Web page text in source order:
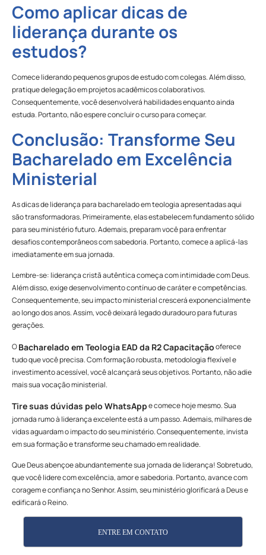
Como aplicar dicas de
liderança durante os
estudos?
Comece liderando pequenos grupos de estudo com colegas. Além disso,
pratique delegação em projetos acadêmicos colaborativos.
Consequentemente, você desenvolverá habilidades enquanto ainda
estuda. Portanto, não espere concluir o curso para começar.
Conclusão: Transforme Seu
Bacharelado em Excelência
Ministerial
As dicas de liderança para bacharelado em teologia apresentadas aqui
são transformadoras. Primeiramente, elas estabelecem fundamento sólido
para seu ministério futuro. Ademais, preparam você para enfrentar
desafios contemporâneos com sabedoria. Portanto, comece a aplicá-las
imediatamente em sua jornada.
Lembre-se: liderança cristã autêntica começa com intimidade com Deus.
Além disso, exige desenvolvimento contínuo de caráter e competências.
Consequentemente, seu impacto ministerial crescerá exponencialmente
ao longo dos anos. Assim, você deixará legado duradouro para futuras
gerações.
OBacharelado em Teologia EAD da R2 Capacitaçãooferece
tudo que você precisa. Com formação robusta, metodologia flexível e
investimento acessível, você alcançará seus objetivos. Portanto, não adie
mais sua vocação ministerial.
Tire suas dúvidas pelo WhatsAppe comece hoje mesmo. Sua
jornada rumo à liderança excelente está a um passo. Ademais, milhares de
vidas aguardam o impacto do seu ministério. Consequentemente, invista
em sua formação e transforme seu chamado em realidade.
Que Deus abençoe abundantemente sua jornada de liderança! Sobretudo,
que você lidere com excelência, amor e sabedoria. Portanto, avance com
coragem e confiança no Senhor. Assim, seu ministério glorificará a Deus e
edificará o Reino.
ENTRE EM CONTATO